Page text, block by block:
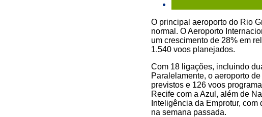
O principal aeroporto do Rio
normal. O Aeroporto
um crescimento de 28% em
1.540 voos planejados.
Com 18 ligações, incluindo
Paralelamente, o aeroporto
previstos e 126 voos
Recife com a Azul, além de
Inteligência da Emprotur,
na semana passada.